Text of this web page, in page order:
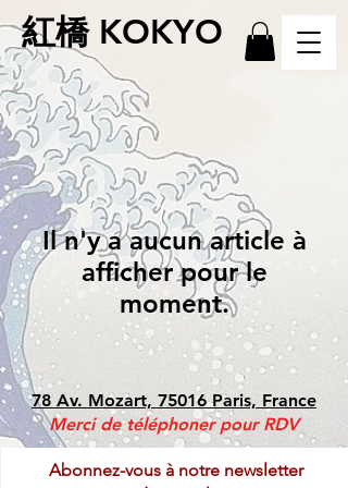
紅橋 KOKYO
Il n'y a aucun article à
afficher pour le
moment.
78 Av. Mozart, 75016 Paris, France
Merci de téléphoner pour RDV
Abonnez-vous à notre newsletter